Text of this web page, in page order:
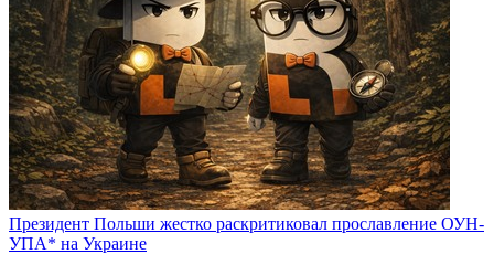
Президент Польши жестко раскритиковал прославление ОУН-
УПА* на Украине